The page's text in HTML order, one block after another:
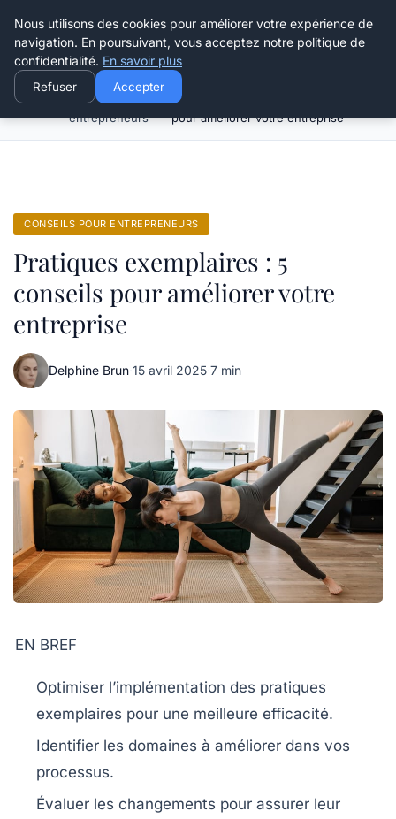
Henry Panky
Conseils pour
entrepreneurs
Pratiques exemplaires : 5 conseils
pour améliorer votre entreprise
CONSEILS POUR ENTREPRENEURS
Pratiques exemplaires : 5
conseils pour améliorer votre
entreprise
Delphine Brun·15 avril 2025·7 min
EN BREF
Optimiser l’implémentation des pratiques
exemplaires pour une meilleure efficacité.
Identifier les domaines à améliorer dans vos
processus.
Évaluer les changements pour assurer leur
Nous utilisons des cookies pour améliorer votre expérience de
navigation. En poursuivant, vous acceptez notre politique de
confidentialité. En savoir plus
Refuser Accepter